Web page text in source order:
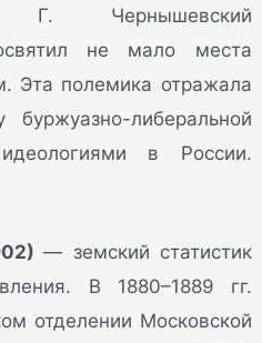
Г. Чернышевский
не мало места
Эта полемика отражала
либеральной
в России.
— земский статистик
В 1880–1889 гг.
отделении Московской